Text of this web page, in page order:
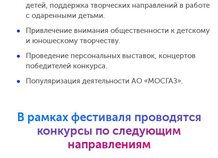
детей, поддержка творческих направлений в работе
с одаренными детьми.
Привлечение внимания общественности к детскому
и юношескому творчеству.
Проведение персональных выставок, концертов
победителей конкурса.
Популяризация деятельности АО «МОСГАЗ».
В рамках фестиваля проводятся
конкурсы по следующим
направлениям